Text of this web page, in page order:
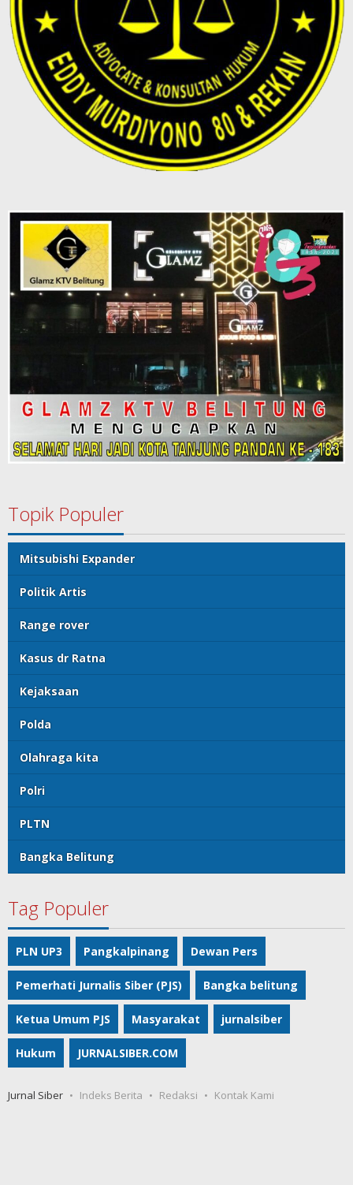
Topik Populer
Mitsubishi Expander
Politik Artis
Range rover
Kasus dr Ratna
Kejaksaan
Polda
Olahraga kita
Polri
PLTN
Bangka Belitung
Tag Populer
PLN UP3 Pangkalpinang Dewan Pers
Pemerhati Jurnalis Siber (PJS) Bangka belitung
Ketua Umum PJS Masyarakat jurnalsiber
Hukum JURNALSIBER.COM
Jurnal Siber Indeks Berita Redaksi Kontak Kami